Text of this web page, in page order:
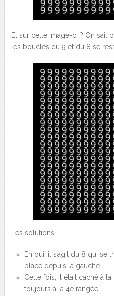
Et sur cette image-ci ? On sait
les boucles du 9 et du 8 se
Les solutions :
Eh oui, il s’agit du 8 qui se
place depuis la gauche.
Cette fois, il était caché à la
toujours à la 4e rangée.